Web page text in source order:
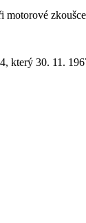
motorové
který 30. 11.